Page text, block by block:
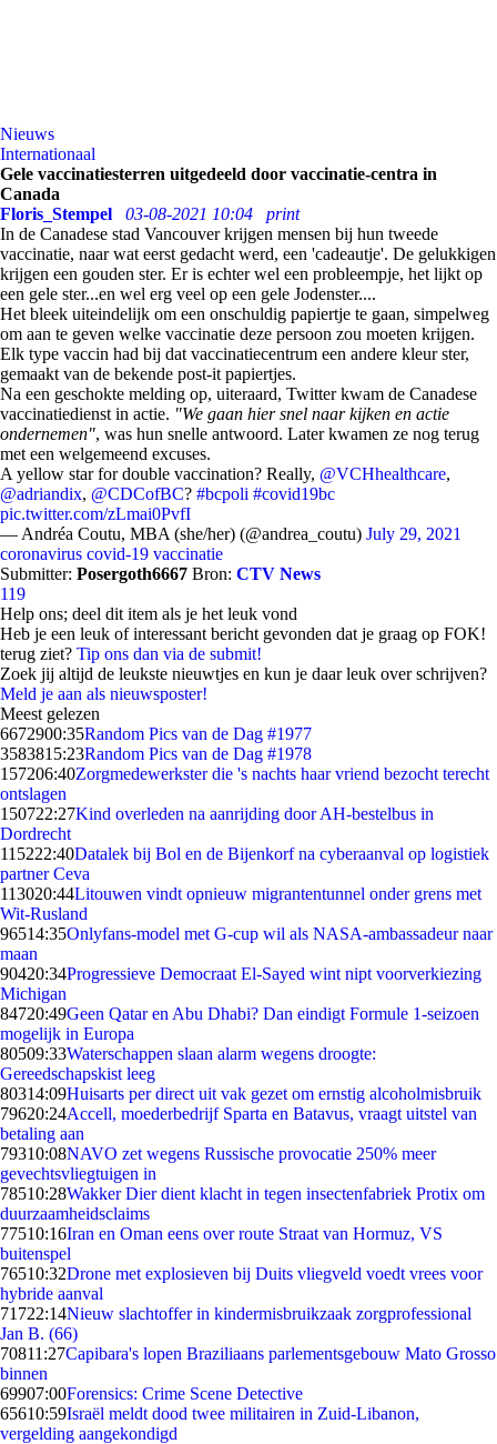
Nieuws
Internationaal
Gele vaccinatiesterren uitgedeeld door vaccinatie-centra in
Canada
Floris_Stempel
03-08-2021 10:04
print
In de Canadese stad Vancouver krijgen mensen bij hun tweede
vaccinatie, naar wat eerst gedacht werd, een 'cadeautje'. De gelukkigen
krijgen een gouden ster. Er is echter wel een probleempje, het lijkt op
een gele ster...en wel erg veel op een gele Jodenster....
Het bleek uiteindelijk om een onschuldig papiertje te gaan, simpelweg
om aan te geven welke vaccinatie deze persoon zou moeten krijgen.
Elk type vaccin had bij dat vaccinatiecentrum een andere kleur ster,
gemaakt van de bekende post-it papiertjes.
Na een geschokte melding op, uiteraard, Twitter kwam de Canadese
vaccinatiedienst in actie. "We gaan hier snel naar kijken en actie
ondernemen", was hun snelle antwoord. Later kwamen ze nog terug
met een welgemeend excuses.
A yellow star for double vaccination? Really, @VCHhealthcare,
@adriandix, @CDCofBC? #bcpoli #covid19bc
pic.twitter.com/zLmai0PvfI
— Andréa Coutu, MBA (she/her) (@andrea_coutu) July 29, 2021
coronavirus covid-19 vaccinatie
Submitter: Posergoth6667 Bron: CTV News
119
Help ons; deel dit item als je het leuk vond
Heb je een leuk of interessant bericht gevonden dat je graag op FOK!
terug ziet? Tip ons dan via de submit!
Zoek jij altijd de leukste nieuwtjes en kun je daar leuk over schrijven?
Meld je aan als nieuwsposter!
Meest gelezen
6672900:35Random Pics van de Dag #1977
3583815:23Random Pics van de Dag #1978
157206:40Zorgmedewerkster die 's nachts haar vriend bezocht terecht
ontslagen
150722:27Kind overleden na aanrijding door AH-bestelbus in
Dordrecht
115222:40Datalek bij Bol en de Bijenkorf na cyberaanval op logistiek
partner Ceva
113020:44Litouwen vindt opnieuw migrantentunnel onder grens met
Wit-Rusland
96514:35Onlyfans-model met G-cup wil als NASA-ambassadeur naar
maan
90420:34Progressieve Democraat El-Sayed wint nipt voorverkiezing
Michigan
84720:49Geen Qatar en Abu Dhabi? Dan eindigt Formule 1-seizoen
mogelijk in Europa
80509:33Waterschappen slaan alarm wegens droogte:
Gereedschapskist leeg
80314:09Huisarts per direct uit vak gezet om ernstig alcoholmisbruik
79620:24Accell, moederbedrijf Sparta en Batavus, vraagt uitstel van
betaling aan
79310:08NAVO zet wegens Russische provocatie 250% meer
gevechtsvliegtuigen in
78510:28Wakker Dier dient klacht in tegen insectenfabriek Protix om
duurzaamheidsclaims
77510:16Iran en Oman eens over route Straat van Hormuz, VS
buitenspel
76510:32Drone met explosieven bij Duits vliegveld voedt vrees voor
hybride aanval
71722:14Nieuw slachtoffer in kindermisbruikzaak zorgprofessional
Jan B. (66)
70811:27Capibara's lopen Braziliaans parlementsgebouw Mato Grosso
binnen
69907:00Forensics: Crime Scene Detective
65610:59Israël meldt dood twee militairen in Zuid-Libanon,
vergelding aangekondigd